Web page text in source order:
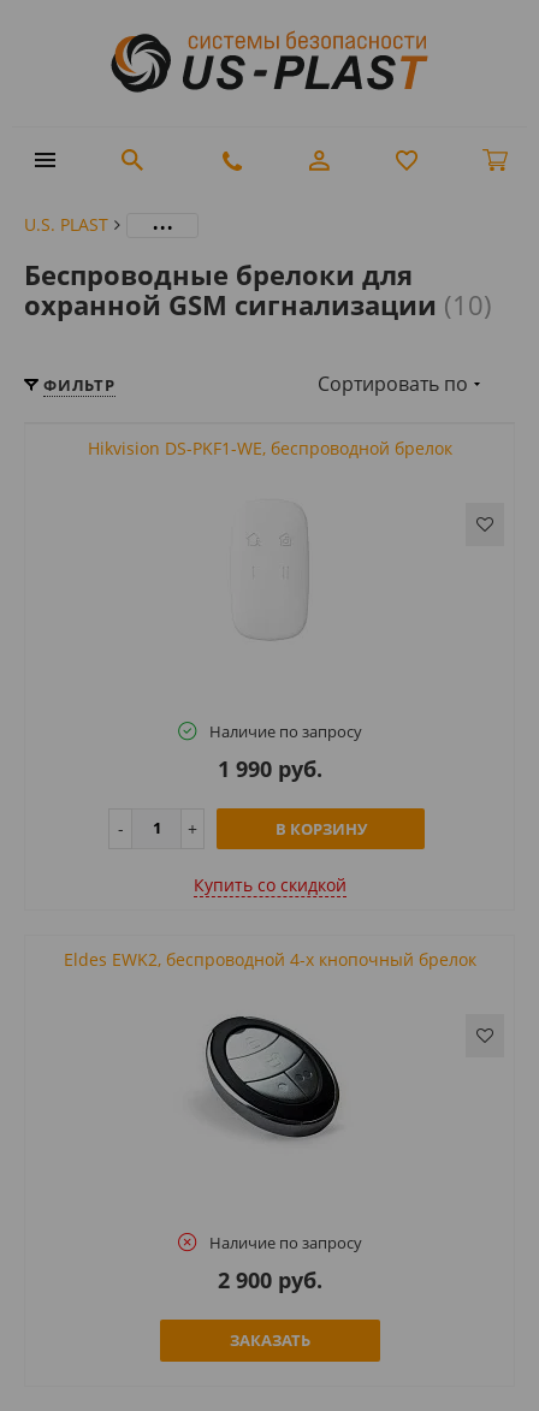
U.S. PLAST ...
Беспроводные брелоки для
охранной GSM сигнализации (10)
ФИЛЬТР Сортировать по
Hikvision DS-PKF1-WE, беспроводной брелок
Наличие по запросу
1 990 руб.
В КОРЗИНУ
Купить cо скидкой
Eldes EWK2, беспроводной 4-х кнопочный брелок
Наличие по запросу
2 900 руб.
ЗАКАЗАТЬ